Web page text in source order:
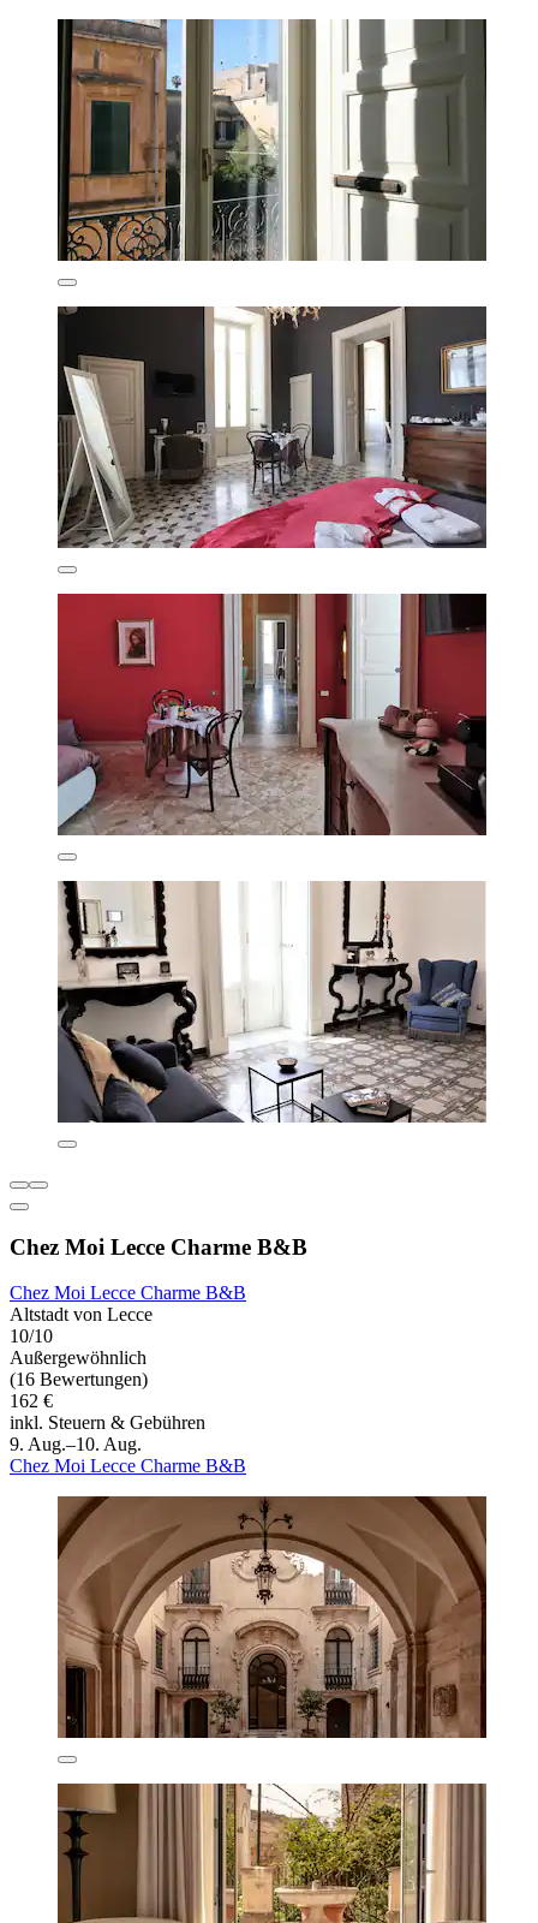
Chez Moi Lecce Charme B&B
Chez Moi Lecce Charme B&B
Altstadt von Lecce
10/10
Außergewöhnlich
(16 Bewertungen)
162 €
inkl. Steuern & Gebühren
9. Aug.–10. Aug.
Chez Moi Lecce Charme B&B